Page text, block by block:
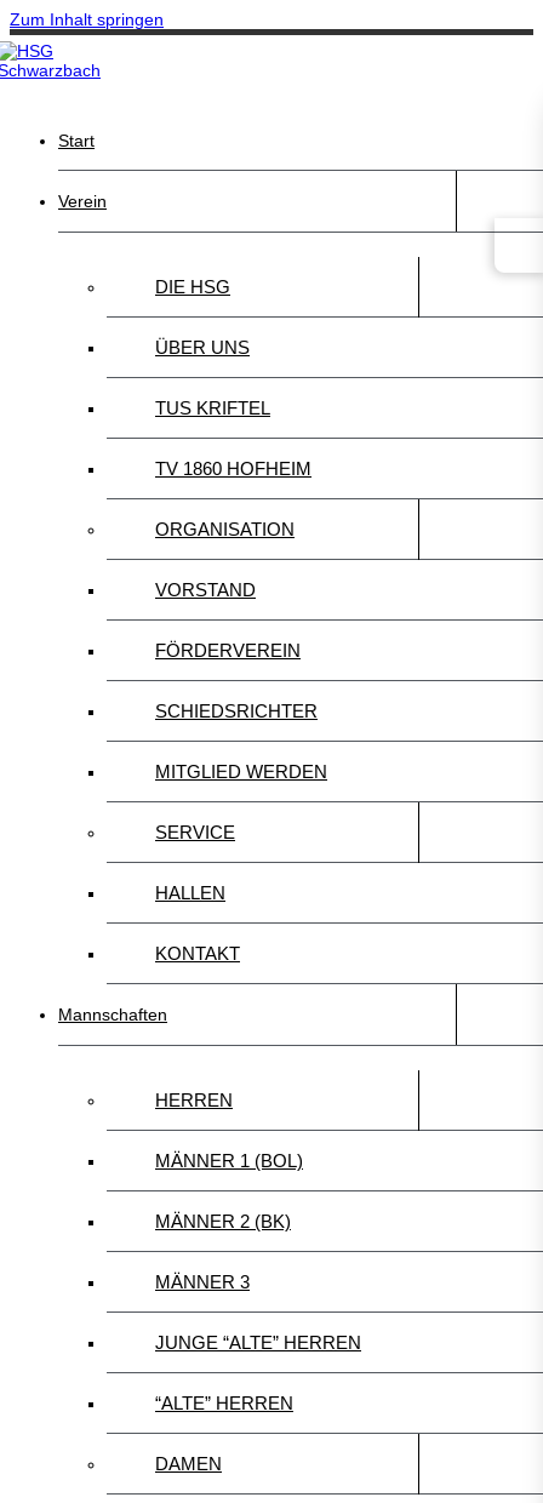
Zum Inhalt springen
Start
Verein
DIE HSG
ÜBER UNS
TUS KRIFTEL
TV 1860 HOFHEIM
ORGANISATION
VORSTAND
FÖRDERVEREIN
SCHIEDSRICHTER
MITGLIED WERDEN
SERVICE
HALLEN
KONTAKT
Mannschaften
HERREN
MÄNNER 1 (BOL)
MÄNNER 2 (BK)
MÄNNER 3
JUNGE “ALTE” HERREN
“ALTE” HERREN
DAMEN